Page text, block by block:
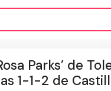
Parks’ de
1-1-2 de